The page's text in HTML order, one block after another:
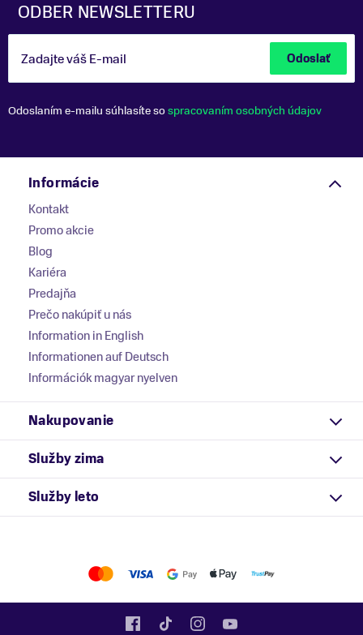
ODBER NEWSLETTERU
Zadajte váš E-mail Odoslať
Odoslaním e-mailu súhlasíte sospracovaním osobných údajov
Informácie
Kontakt
Promo akcie
Blog
Kariéra
Predajňa
Prečo nakúpiť u nás
Information in English
Informationen auf Deutsch
Információk magyar nyelven
Nakupovanie
Služby zima
Služby leto